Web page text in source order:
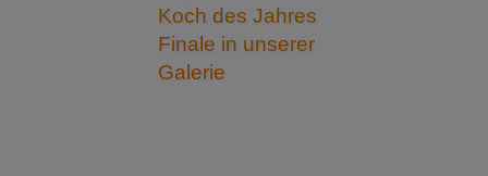
Koch des Jahres
Finale in unserer
Galerie